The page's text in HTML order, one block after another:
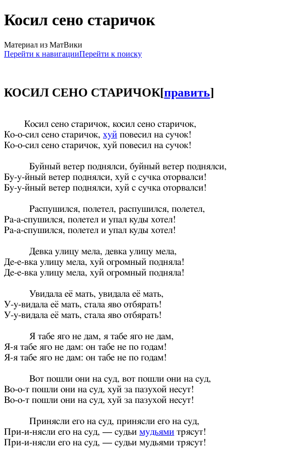
Косил сено старичок
Материал из МатВики
Перейти к навигацииПерейти к поиску
КОСИЛ СЕНО СТАРИЧОК[править]
Косил сено старичок, косил сено старичок,
Ко-о-сил сено старичок, хуй повесил на сучок!
Ко-о-сил сено старичок, хуй повесил на сучок!
Буйный ветер поднялси, буйный ветер поднялси,
Бу-у-йный ветер поднялси, хуй с сучка оторвалси!
Бу-у-йный ветер поднялси, хуй с сучка оторвалси!
Распушился, полетел, распушился, полетел,
Ра-а-спушился, полетел и упал куды хотел!
Ра-а-спушился, полетел и упал куды хотел!
Девка улицу мела, девка улицу мела,
Де-е-вка улицу мела, хуй огромный подняла!
Де-е-вка улицу мела, хуй огромный подняла!
Увидала её мать, увидала её мать,
У-у-видала её мать, стала яво отбярать!
У-у-видала её мать, стала яво отбярать!
Я табе яго не дам, я табе яго не дам,
Я-я табе яго не дам: он табе не по годам!
Я-я табе яго не дам: он табе не по годам!
Вот пошли они на суд, вот пошли они на суд,
Во-о-т пошли они на суд, хуй за пазухой несут!
Во-о-т пошли они на суд, хуй за пазухой несут!
Принясли его на суд, принясли его на суд,
При-и-нясли его на суд, — судьи мудьями трясут!
При-и-нясли его на суд, — судьи мудьями трясут!